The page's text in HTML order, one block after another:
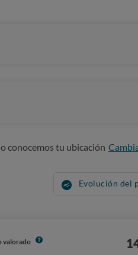
conocemos tu ubicación
Evolución del
valorado